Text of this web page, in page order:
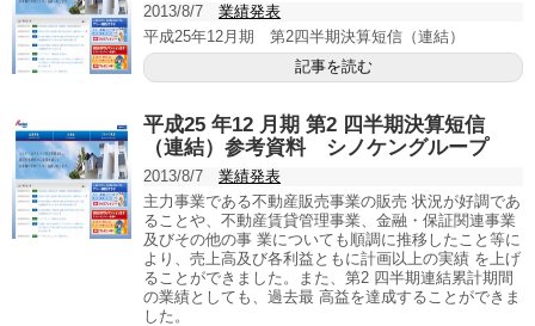
2013/8/7
業績発表
平成25年12月期 第2四半期決算短信（連結）
記事を読む
平成25 年12 月期 第2 四半期決算短信
（連結）参考資料 シノケングループ
2013/8/7
業績発表
主力事業である不動産販売事業の販売 状況が好調であ
ることや、不動産賃貸管理事業、金融・保証関連事業
及びその他の事 業についても順調に推移したこと等に
より、売上高及び各利益ともに計画以上の実績 を上げ
ることができました。また、第2 四半期連結累計期間
の業績としても、過去最 高益を達成することができま
した。